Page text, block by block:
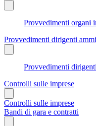
Provvedimenti organi
Provvedimenti dirigenti
Provvedimenti
Controlli sulle imprese
Controlli sulle imprese
Bandi di gara e contratti